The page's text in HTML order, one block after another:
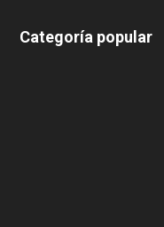
Categoría popular